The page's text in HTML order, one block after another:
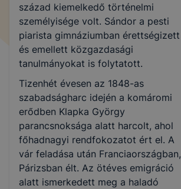
század kiemelkedő történelmi
személyisége volt. Sándor a pesti
piarista gimnáziumban érettségizett
és emellett közgazdasági
tanulmányokat is folytatott.
Tizenhét évesen az 1848-as
szabadságharc idején a komáromi
erődben Klapka György
parancsnoksága alatt harcolt, ahol
főhadnagyi rendfokozatot ért el. A
vár feladása után Franciaországban,
Párizsban élt. Az ötéves emigráció
alatt ismerkedett meg a haladó